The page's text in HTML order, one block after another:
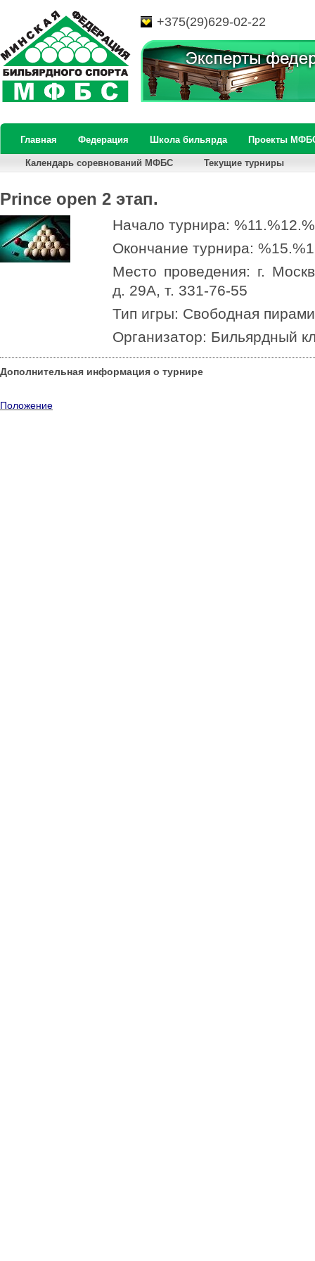
+375(29)629-02-22
Главная Федерация Школа бильярда Проекты
Календарь соревнований МФБС Текущие турниры
Prince open 2 этап.
Начало турнира:
Окончание турнира:
Место проведения: г.
д. 29А, т. 331-76-55
Тип игры: Свободная
Организатор: Бильярдный
Дополнительная информация о турнире
Положение